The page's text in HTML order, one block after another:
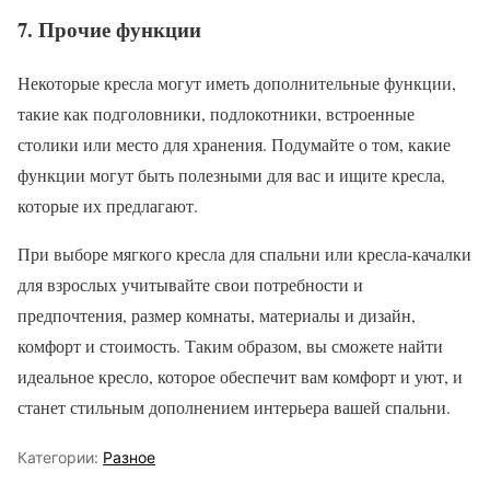
7. Прочие функции
Некоторые кресла могут иметь дополнительные функции,
такие как подголовники, подлокотники, встроенные
столики или место для хранения. Подумайте о том, какие
функции могут быть полезными для вас и ищите кресла,
которые их предлагают.
При выборе мягкого кресла для спальни или кресла-качалки
для взрослых учитывайте свои потребности и
предпочтения, размер комнаты, материалы и дизайн,
комфорт и стоимость. Таким образом, вы сможете найти
идеальное кресло, которое обеспечит вам комфорт и уют, и
станет стильным дополнением интерьера вашей спальни.
Категории: Разное